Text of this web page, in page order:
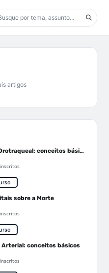
artigos
Intubação Orotraqueal: conceitos básicos
sobre a Morte
Arterial: conceitos básicos